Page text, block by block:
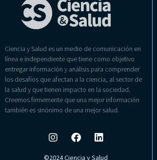
Ciencia y Salud es un medio de comunicación en
línea e independiente que tiene como objetivo
entregar información y análisis para comprender
los desafíos que afectan a la ciencia, al sector de
la salud y que tienen impacto en la sociedad.
Creemos firmemente que una mejor información
también es sinónimo de una mejor salud.
©2024 Ciencia y Salud